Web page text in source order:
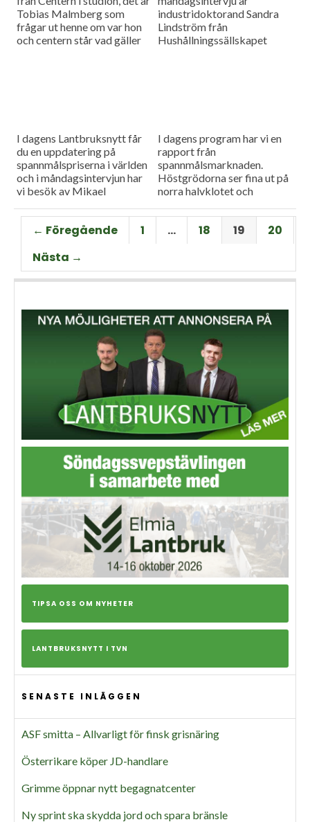
Tobias Malmberg som
frågar ut henne om var hon
och centern står vad gäller
industridoktorand Sandra
Lindström från
Hushållningssällskapet
I dagens Lantbruksnytt får
du en uppdatering på
spannmålspriserna i världen
och i måndagsintervjun har
vi besök av Mikael
Lantmännen.
I dagens program har vi en
rapport från
spannmålsmarknaden.
Höstgrödorna ser fina ut på
norra halvklotet och
Gäst i vår måndagsintervju
är Torbjörn Lithell från HK
Scan som berättar om
slakteribranchens
utmaningar framöver.
← Föregående 1 … 18 19
20
Nästa →
TIPSA OSS OM NYHETER
LANTBRUKSNYTT I TVN
SENASTE INLÄGGEN
ASF smitta – Allvarligt för finsk grisnäring
Österrikare köper JD-handlare
Grimme öppnar nytt begagnatcenter
Ny sprint ska skydda jord och spara bränsle